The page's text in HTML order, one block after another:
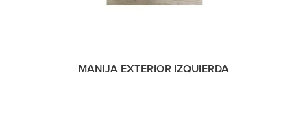
MANIJA EXTERIOR IZQUIERDA